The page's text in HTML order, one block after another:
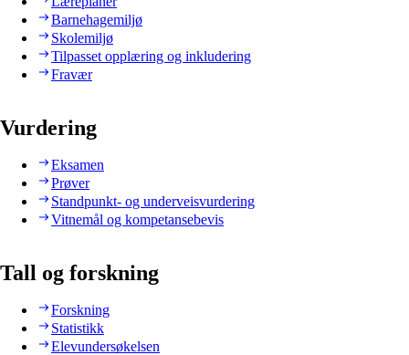
Barnehagemiljø
Skolemiljø
Tilpasset opplæring og inkludering
Fravær
Vurdering
Eksamen
Prøver
Standpunkt- og underveisvurdering
Vitnemål og kompetansebevis
Tall og forskning
Forskning
Statistikk
Elevundersøkelsen